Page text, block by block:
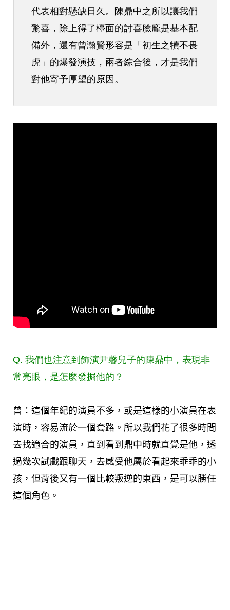
代表相對懸缺日久。陳鼎中之所以讓我們
驚喜，除上得了檯面的討喜臉龐是基本配
備外，還有曾瀚賢形容是「初生之犢不畏
虎」的爆發演技，兩者綜合後，才是我們
對他寄予厚望的原因。
Q. 我們也注意到飾演尹馨兒子的陳鼎中，表現非
常亮眼，是怎麼發掘他的？
曾：這個年紀的演員不多，或是這樣的小演員在表
演時，容易流於一個套路。所以我們花了很多時間
去找適合的演員，直到看到鼎中時就直覺是他，透
過幾次試戲跟聊天，去感受他屬於看起來乖乖的小
孩，但背後又有一個比較叛逆的東西，是可以勝任
這個角色。